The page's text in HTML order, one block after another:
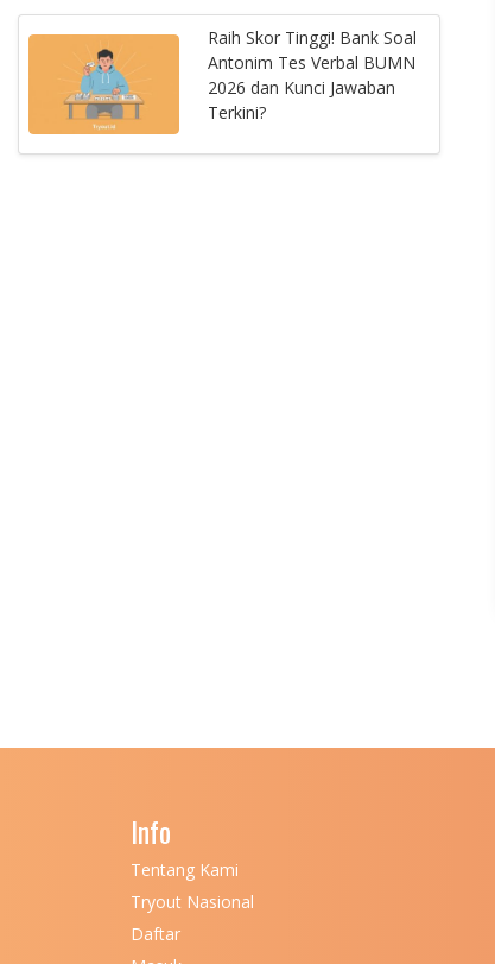
Raih Skor Tinggi! Bank Soal
Antonim Tes Verbal BUMN
2026 dan Kunci Jawaban
Terkini?
Info
Tentang Kami
Tryout Nasional
Daftar